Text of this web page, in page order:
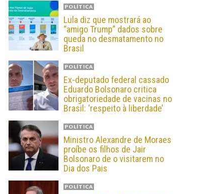
POLÍTICA
Lula diz que mostrará ao
“amigo Trump” dados sobre
queda no desmatamento no
Brasil
POLÍTICA
Ex-deputado federal cassado
Eduardo Bolsonaro critica
obrigatoriedade de vacinas no
Brasil: ‘respeito à liberdade’
POLÍTICA
Ministro Alexandre de Moraes
proíbe os filhos de Jair
Bolsonaro de o visitarem no
Dia dos Pais
POLÍTICA